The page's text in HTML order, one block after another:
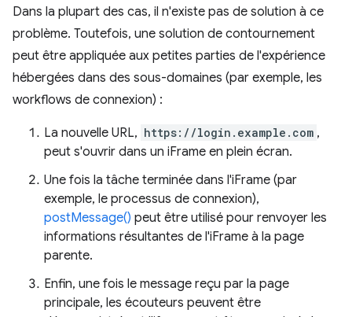
Dans la plupart des cas, il n'existe pas de solution à ce
problème. Toutefois, une solution de contournement
peut être appliquée aux petites parties de l'expérience
hébergées dans des sous-domaines (par exemple, les
workflows de connexion) :
La nouvelle URL, https://login.example.com ,
peut s'ouvrir dans un iFrame en plein écran.
Une fois la tâche terminée dans l'iFrame (par
exemple, le processus de connexion),
postMessage() peut être utilisé pour renvoyer les
informations résultantes de l'iFrame à la page
parente.
Enfin, une fois le message reçu par la page
principale, les écouteurs peuvent être